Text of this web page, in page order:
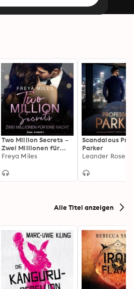
Two Million Secrets –
Zwei Millionen für
eine Nacht
Freya Miles
Scandalous
Parker
Leander Rose
Alle Titel anzeigen